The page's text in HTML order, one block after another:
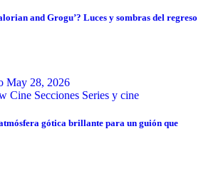
and Grogu’? Luces y sombras del regreso
May 28, 2026
Cine Secciones Series y cine
gótica brillante para un guión que